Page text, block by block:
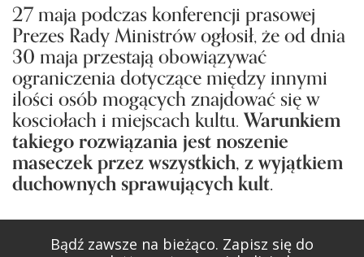
27 maja podczas konferencji prasowej
Prezes Rady Ministrów ogłosił, że od dnia
30 maja przestają obowiązywać
ograniczenia dotyczące między innymi
ilości osób mogących znajdować się w
kosciołach i miejscach kultu.Warunkiem
takiego rozwiązania jest noszenie
maseczek przez wszystkich, z wyjątkiem
duchownych sprawujących kult.
Bądź zawsze na bieżąco. Zapisz się do